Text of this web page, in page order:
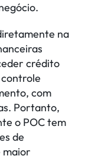
na
crédito
com
Portanto,
o POC tem
de
maior